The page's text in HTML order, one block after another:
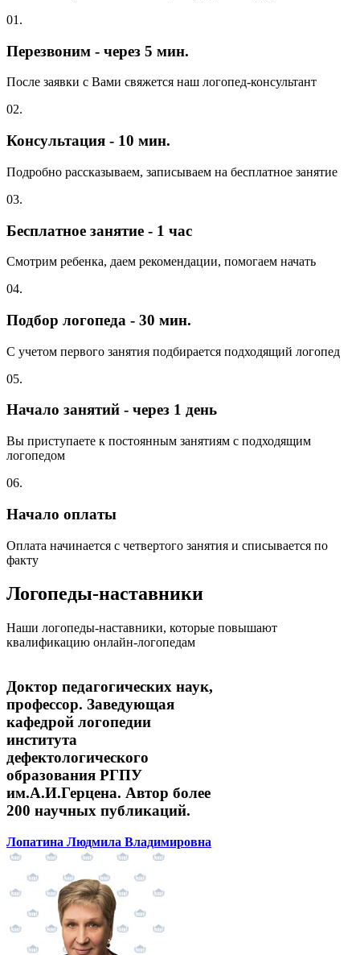
01.
Перезвоним - через 5 мин.
После заявки с Вами свяжется наш логопед-консультант
02.
Консультация - 10 мин.
Подробно рассказываем, записываем на бесплатное занятие
03.
Бесплатное занятие - 1 час
Смотрим ребенка, даем рекомендации, помогаем начать
04.
Подбор логопеда - 30 мин.
С учетом первого занятия подбирается подходящий логопед
05.
Начало занятий - через 1 день
Вы приступаете к постоянным занятиям с подходящим
логопедом
06.
Начало оплаты
Оплата начинается с четвертого занятия и списывается по
факту
Логопеды-наставники
Наши логопеды-наставники, которые повышают
квалификацию онлайн-логопедам
Доктор педагогических наук,
профессор. Заведующая
кафедрой логопедии
института
дефектологического
образования РГПУ
им.А.И.Герцена. Автор более
200 научных публикаций.
Лопатина Людмила Владимировна